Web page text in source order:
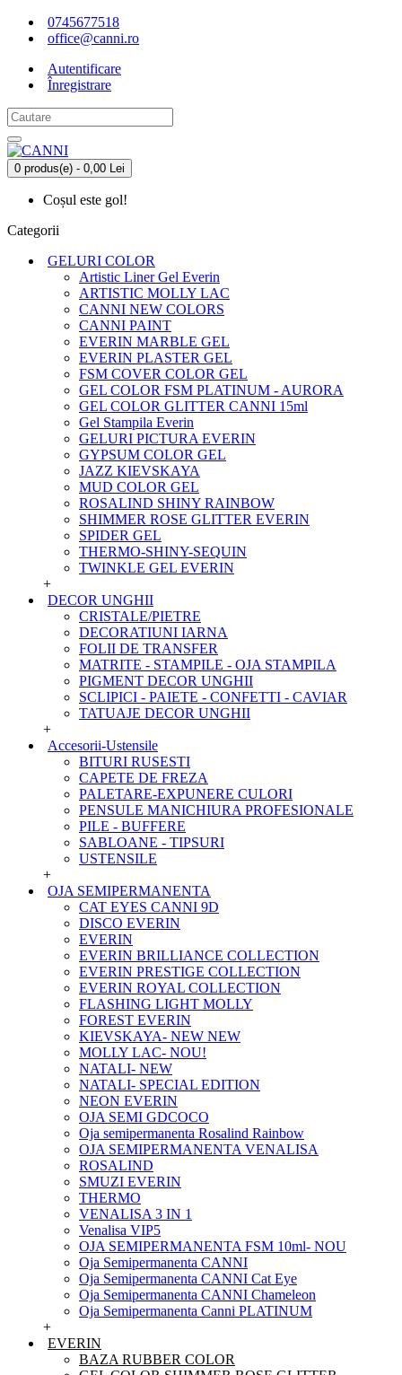
0745677518
office@canni.ro
Autentificare
Înregistrare
0 produs(e) - 0,00 Lei
Coșul este gol!
Categorii
GELURI COLOR
Artistic Liner Gel Everin
ARTISTIC MOLLY LAC
CANNI NEW COLORS
CANNI PAINT
EVERIN MARBLE GEL
EVERIN PLASTER GEL
FSM COVER COLOR GEL
GEL COLOR FSM PLATINUM - AURORA
GEL COLOR GLITTER CANNI 15ml
Gel Stampila Everin
GELURI PICTURA EVERIN
GYPSUM COLOR GEL
JAZZ KIEVSKAYA
MUD COLOR GEL
ROSALIND SHINY RAINBOW
SHIMMER ROSE GLITTER EVERIN
SPIDER GEL
THERMO-SHINY-SEQUIN
TWINKLE GEL EVERIN
+
DECOR UNGHII
CRISTALE/PIETRE
DECORATIUNI IARNA
FOLII DE TRANSFER
MATRITE - STAMPILE - OJA STAMPILA
PIGMENT DECOR UNGHII
SCLIPICI - PAIETE - CONFETTI - CAVIAR
TATUAJE DECOR UNGHII
+
Accesorii-Ustensile
BITURI RUSESTI
CAPETE DE FREZA
PALETARE-EXPUNERE CULORI
PENSULE MANICHIURA PROFESIONALE
PILE - BUFFERE
SABLOANE - TIPSURI
USTENSILE
+
OJA SEMIPERMANENTA
CAT EYES CANNI 9D
DISCO EVERIN
EVERIN
EVERIN BRILLIANCE COLLECTION
EVERIN PRESTIGE COLLECTION
EVERIN ROYAL COLLECTION
FLASHING LIGHT MOLLY
FOREST EVERIN
KIEVSKAYA- NEW NEW
MOLLY LAC- NOU!
NATALI- NEW
NATALI- SPECIAL EDITION
NEON EVERIN
OJA SEMI GDCOCO
Oja semipermanenta Rosalind Rainbow
OJA SEMIPERMANENTA VENALISA
ROSALIND
SMUZI EVERIN
THERMO
VENALISA 3 IN 1
Venalisa VIP5
OJA SEMIPERMANENTA FSM 10ml- NOU
Oja Semipermanenta CANNI
Oja Semipermanenta CANNI Cat Eye
Oja Semipermanenta CANNI Chameleon
Oja Semipermanenta Canni PLATINUM
+
EVERIN
BAZA RUBBER COLOR